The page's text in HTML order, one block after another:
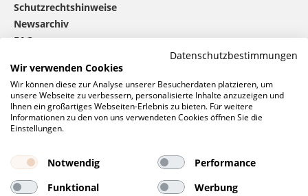
Schutzrechtshinweise
Newsarchiv
FAQ
mbw®kontaktieren
0 46 06 / 94 02 - 0
Rufen Sie uns an
Anfrage
Datenschutzbestimmungen
Wir verwenden Cookies
Wir können diese zur Analyse unserer Besucherdaten platzieren, um
unsere Webseite zu verbessern, personalisierte Inhalte anzuzeigen und
Ihnen ein großartiges Webseiten-Erlebnis zu bieten. Für weitere
Informationen zu den von uns verwendeten Cookies öffnen Sie die
Einstellungen.
Notwendig
Performance
Funktional
Werbung